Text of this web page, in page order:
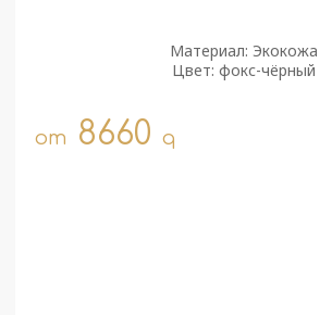
Материал: Экокожа
Цвет: фокс-чёрный
от 8660 q